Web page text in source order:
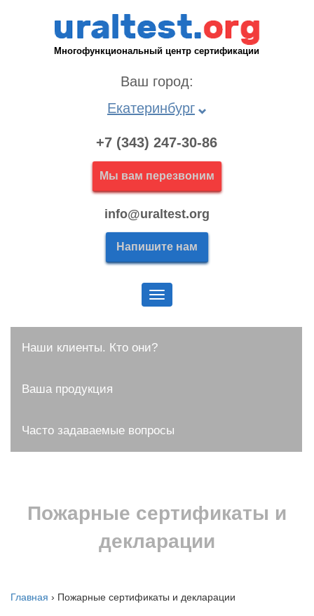
Многофункциональный центр сертификации
Ваш город:
Екатеринбург
+7 (343) 247-30-86
Мы вам перезвоним
info@uraltest.org
Напишите нам
Меню
Наши клиенты. Кто они?
Ваша продукция
Часто задаваемые вопросы
Пожарные сертификаты и
декларации
Главная › Пожарные сертификаты и декларации